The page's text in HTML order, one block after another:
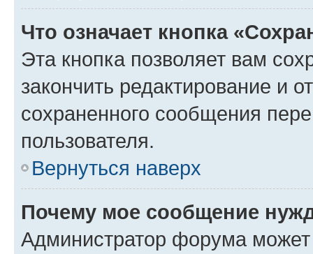
Что означает кнопка
Эта кнопка позволяет вам
закончить редактирование и
сохраненного сообщения
пользователя.
Вернуться наверх
Почему мое сообщение
Администратор форума